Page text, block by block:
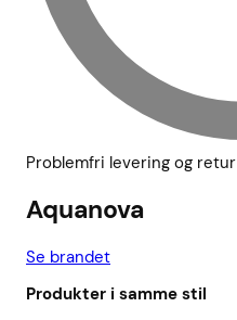
Problemfri levering og retur
Aquanova
Se brandet
Produkter i samme stil